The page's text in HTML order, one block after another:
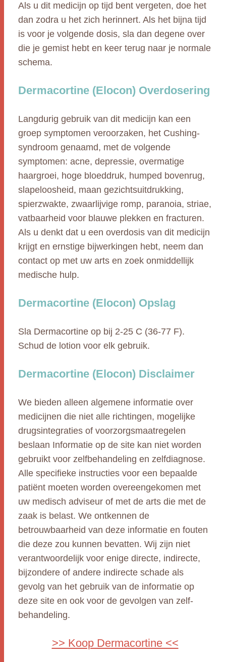
Als u dit medicijn op tijd bent vergeten, doe het
dan zodra u het zich herinnert. Als het bijna tijd
is voor je volgende dosis, sla dan degene over
die je gemist hebt en keer terug naar je normale
schema.
Dermacortine (Elocon) Overdosering
Langdurig gebruik van dit medicijn kan een
groep symptomen veroorzaken, het Cushing-
syndroom genaamd, met de volgende
symptomen: acne, depressie, overmatige
haargroei, hoge bloeddruk, humped bovenrug,
slapeloosheid, maan gezichtsuitdrukking,
spierzwakte, zwaarlijvige romp, paranoia, striae,
vatbaarheid voor blauwe plekken en fracturen.
Als u denkt dat u een overdosis van dit medicijn
krijgt en ernstige bijwerkingen hebt, neem dan
contact op met uw arts en zoek onmiddellijk
medische hulp.
Dermacortine (Elocon) Opslag
Sla Dermacortine op bij 2-25 C (36-77 F).
Schud de lotion voor elk gebruik.
Dermacortine (Elocon) Disclaimer
We bieden alleen algemene informatie over
medicijnen die niet alle richtingen, mogelijke
drugsintegraties of voorzorgsmaatregelen
beslaan Informatie op de site kan niet worden
gebruikt voor zelfbehandeling en zelfdiagnose.
Alle specifieke instructies voor een bepaalde
patiënt moeten worden overeengekomen met
uw medisch adviseur of met de arts die met de
zaak is belast. We ontkennen de
betrouwbaarheid van deze informatie en fouten
die deze zou kunnen bevatten. Wij zijn niet
verantwoordelijk voor enige directe, indirecte,
bijzondere of andere indirecte schade als
gevolg van het gebruik van de informatie op
deze site en ook voor de gevolgen van zelf-
behandeling.
>> Koop Dermacortine <<